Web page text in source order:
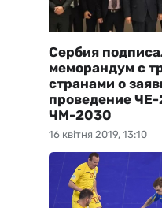
16 квітня 2019, 13:10
Сербия
меморандум с
странами о
проведение
ЧМ-2030